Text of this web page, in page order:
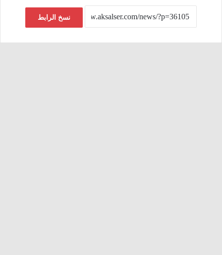
نسخ الرابط